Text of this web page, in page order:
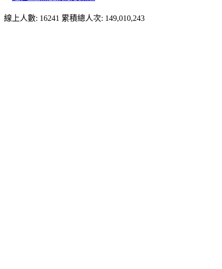
線上人數: 16241 累積總人次: 149,010,243